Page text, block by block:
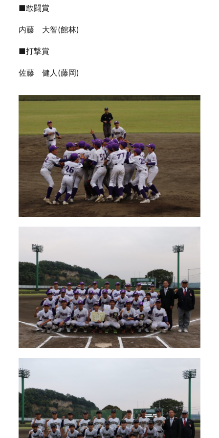
■敢闘賞
内藤 大智(館林)
■打撃賞
佐藤 健人(藤岡)